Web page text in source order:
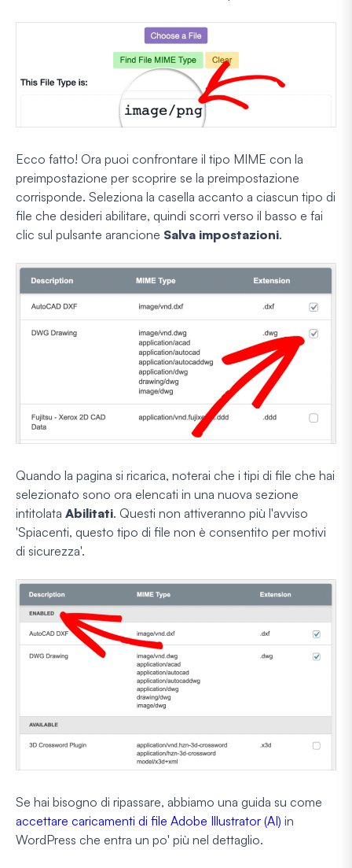
Ecco fatto! Ora puoi confrontare il tipo MIME con la
preimpostazione per scoprire se la preimpostazione
corrisponde. Seleziona la casella accanto a ciascun tipo di
file che desideri abilitare, quindi scorri verso il basso e fai
clic sul pulsante arancione Salva impostazioni.
Quando la pagina si ricarica, noterai che i tipi di file che hai
selezionato sono ora elencati in una nuova sezione
intitolata Abilitati. Questi non attiveranno più l'avviso
'Spiacenti, questo tipo di file non è consentito per motivi
di sicurezza'.
Se hai bisogno di ripassare, abbiamo una guida su come
accettare caricamenti di file Adobe Illustrator (AI) in
WordPress che entra un po' più nel dettaglio.